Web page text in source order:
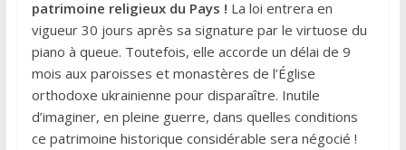
patrimoine religieux du Pays ! La loi entrera en
vigueur 30 jours après sa signature par le virtuose du
piano à queue. Toutefois, elle accorde un délai de 9
mois aux paroisses et monastères de l’Église
orthodoxe ukrainienne pour disparaître. Inutile
d’imaginer, en pleine guerre, dans quelles conditions
ce patrimoine historique considérable sera négocié !